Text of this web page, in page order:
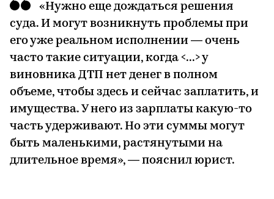
«Нужно еще дождаться решения
суда. И могут возникнуть проблемы при
его уже реальном исполнении — очень
часто такие ситуации, когда <...> у
виновника ДТП нет денег в полном
объеме, чтобы здесь и сейчас заплатить, и
имущества. У него из зарплаты какую-то
часть удерживают. Но эти суммы могут
быть маленькими, растянутыми на
длительное время», — пояснил юрист.